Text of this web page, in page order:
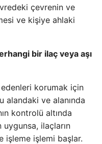
çevrenin ve
ve kişiye ahlaki
bir ilaç veya aşı
korumak için
alandaki ve alanında
kontrolü altında
uygunsa, ilaçların
işleme işlemi başlar.